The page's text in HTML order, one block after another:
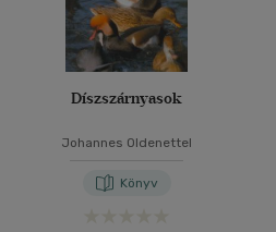
Díszszárnyasok
Johannes Oldenettel
Könyv